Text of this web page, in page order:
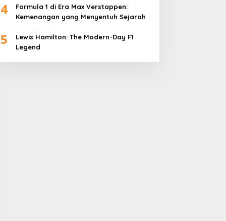
4
Formula 1 di Era Max Verstappen:
Kemenangan yang Menyentuh Sejarah
5
Lewis Hamilton: The Modern-Day F1
Legend